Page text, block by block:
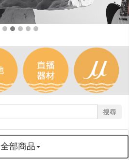
搜尋
全部商品